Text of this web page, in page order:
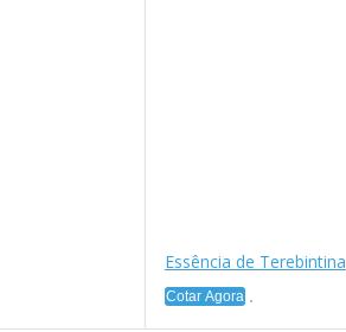
Essência de Terebintina
Cotar Agora